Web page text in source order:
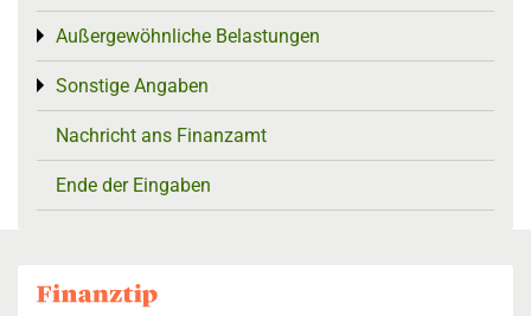
Außergewöhnliche Belastungen
Toggle menu
Sonstige Angaben
Toggle menu
Nachricht ans Finanzamt
Ende der Eingaben